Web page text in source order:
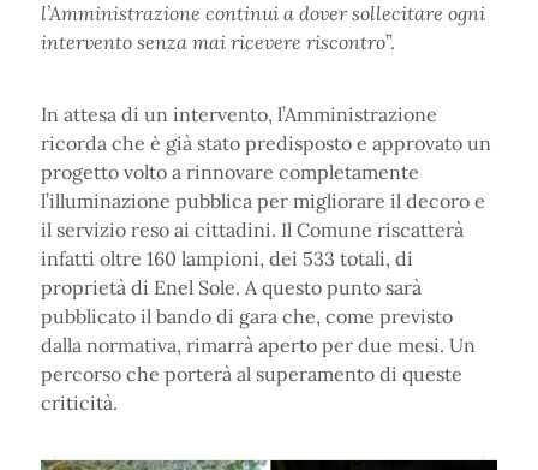
l’Amministrazione continui a dover sollecitare ogni
intervento senza mai ricevere riscontro”.
In attesa di un intervento, l’Amministrazione
ricorda che è già stato predisposto e approvato un
progetto volto a rinnovare completamente
l’illuminazione pubblica per migliorare il decoro e
il servizio reso ai cittadini. Il Comune riscatterà
infatti oltre 160 lampioni, dei 533 totali, di
proprietà di Enel Sole. A questo punto sarà
pubblicato il bando di gara che, come previsto
dalla normativa, rimarrà aperto per due mesi. Un
percorso che porterà al superamento di queste
criticità.